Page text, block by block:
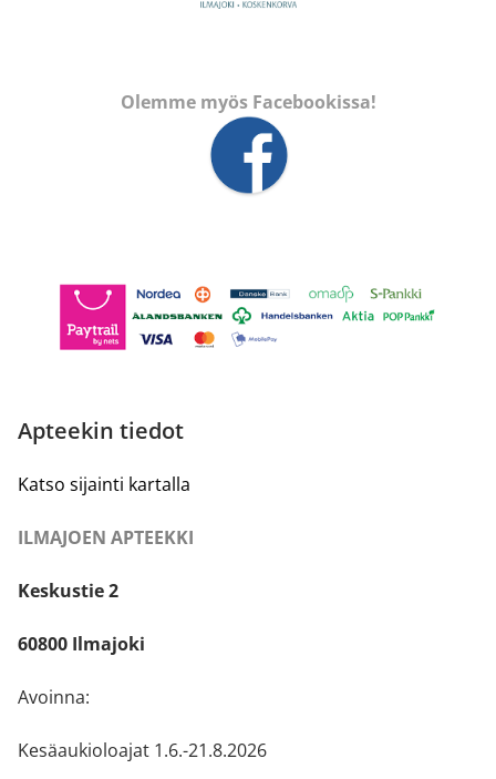
Olemme myös Facebookissa!
Apteekin tiedot
Katso sijainti kartalla
ILMAJOEN APTEEKKI
Keskustie 2
60800 Ilmajoki
Avoinna:
Kesäaukioloajat 1.6.-21.8.2026